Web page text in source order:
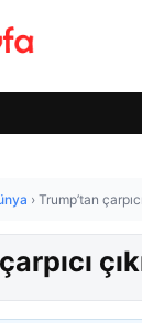
› Trump’tan